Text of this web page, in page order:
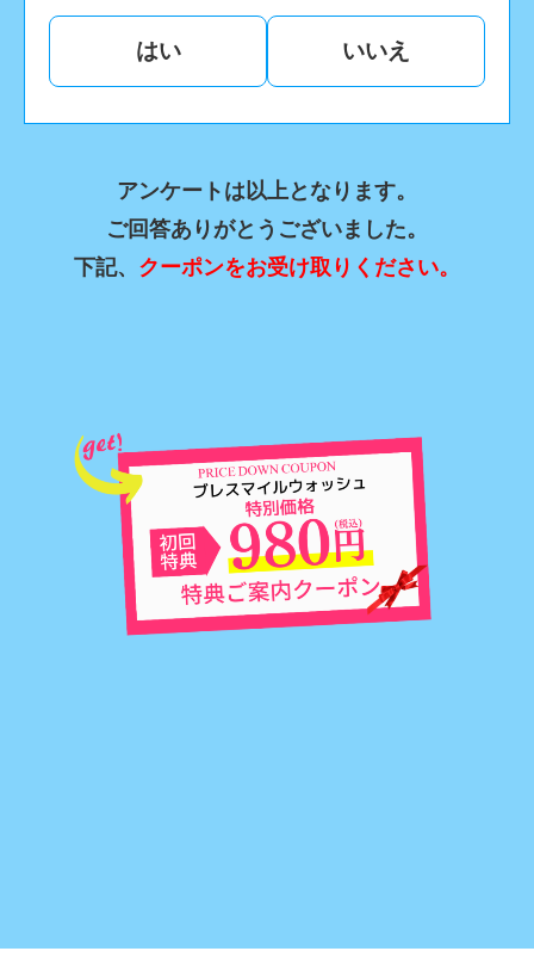
はい いいえ
アンケートは以上となります。
ご回答ありがとうございました。
下記、 クーポンをお受け取りください。